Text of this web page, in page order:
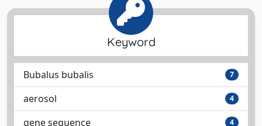
Keyword
Bubalus bubalis 7
aerosol 4
gene sequence 4